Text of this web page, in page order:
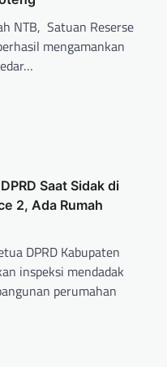
NTB, Satuan Reserse
mengamankan
Saat Sidak di
2, Ada Rumah
DPRD Kabupaten
inspeksi mendadak
perumahan